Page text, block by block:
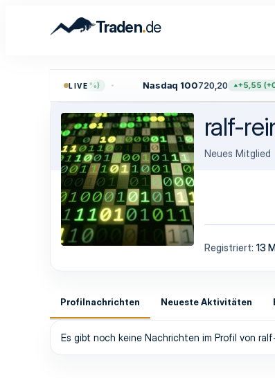
Traden.de
LIVE
+39,00 (+0,51 %) Nasdaq 100720,20 +5,55
ralf-
Neues Mitglied
Registriert 13
Profilnachrichten Neueste Aktivitäten
Es gibt noch keine Nachrichten im Profil von